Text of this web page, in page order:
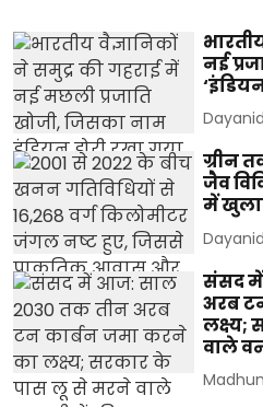
नई
ग्रीन
जैव
में
संसद
अरब
लक्ष्य;
वाले